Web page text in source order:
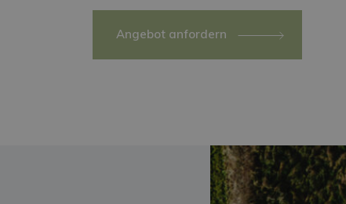
Angebot anfordern